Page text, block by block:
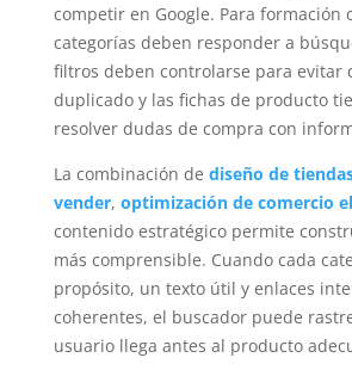
competir en Google. Para formación
categorías deben responder a
filtros deben controlarse para evitar
duplicado y las fichas de producto
resolver dudas de compra con
La combinación de diseño de
vender, optimización de comercio
contenido estratégico permite
más comprensible. Cuando cada
propósito, un texto útil y enlaces
coherentes, el buscador puede
usuario llega antes al producto